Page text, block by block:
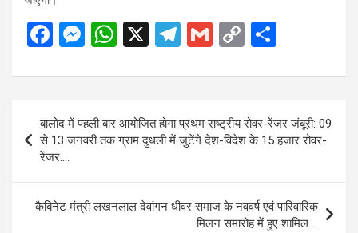
F
ce
b
o
o
k
M
se
n
g
W
at
A
p
X
T
e
a
G
ail
C
py
Li
n
ar
navigation
बालोद में पहली बार आयोजित होगा प्रथम राष्ट्रीय रोवर-रेंजर जंबूरी: 09
से 13 जनवरी तक ग्राम दुधली में जुटेंगे देश-विदेश के 15 हजार रोवर-
रेंजर….
कैबिनेट मंत्री लखनलाल देवांगन धीवर समाज के नववर्ष एवं पारिवारिक
मिलन समारोह में हुए शामिल….